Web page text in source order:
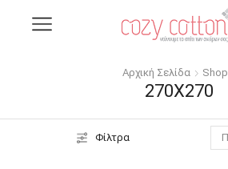
Αρχική Σελίδα Shop
270X270
Φίλτρα